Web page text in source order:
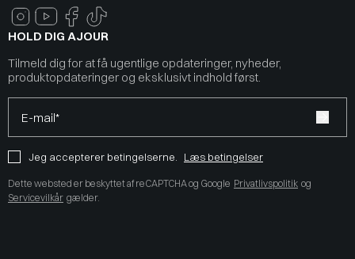
HOLD DIG AJOUR
Tilmeld dig for at få ugentlige opdateringer, nyheder,
produktopdateringer og eksklusivt indhold først.
E-mail*
Jeg accepterer betingelserne. Læs betingelser
Dette websted er beskyttet af reCAPTCHA og Google Privatlivspolitik og
Servicevilkår gælder.